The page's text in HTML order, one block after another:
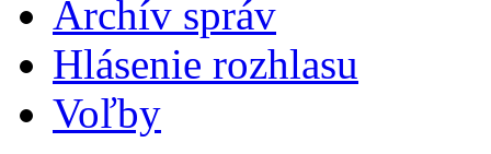
Archív správ
Hlásenie rozhlasu
Voľby